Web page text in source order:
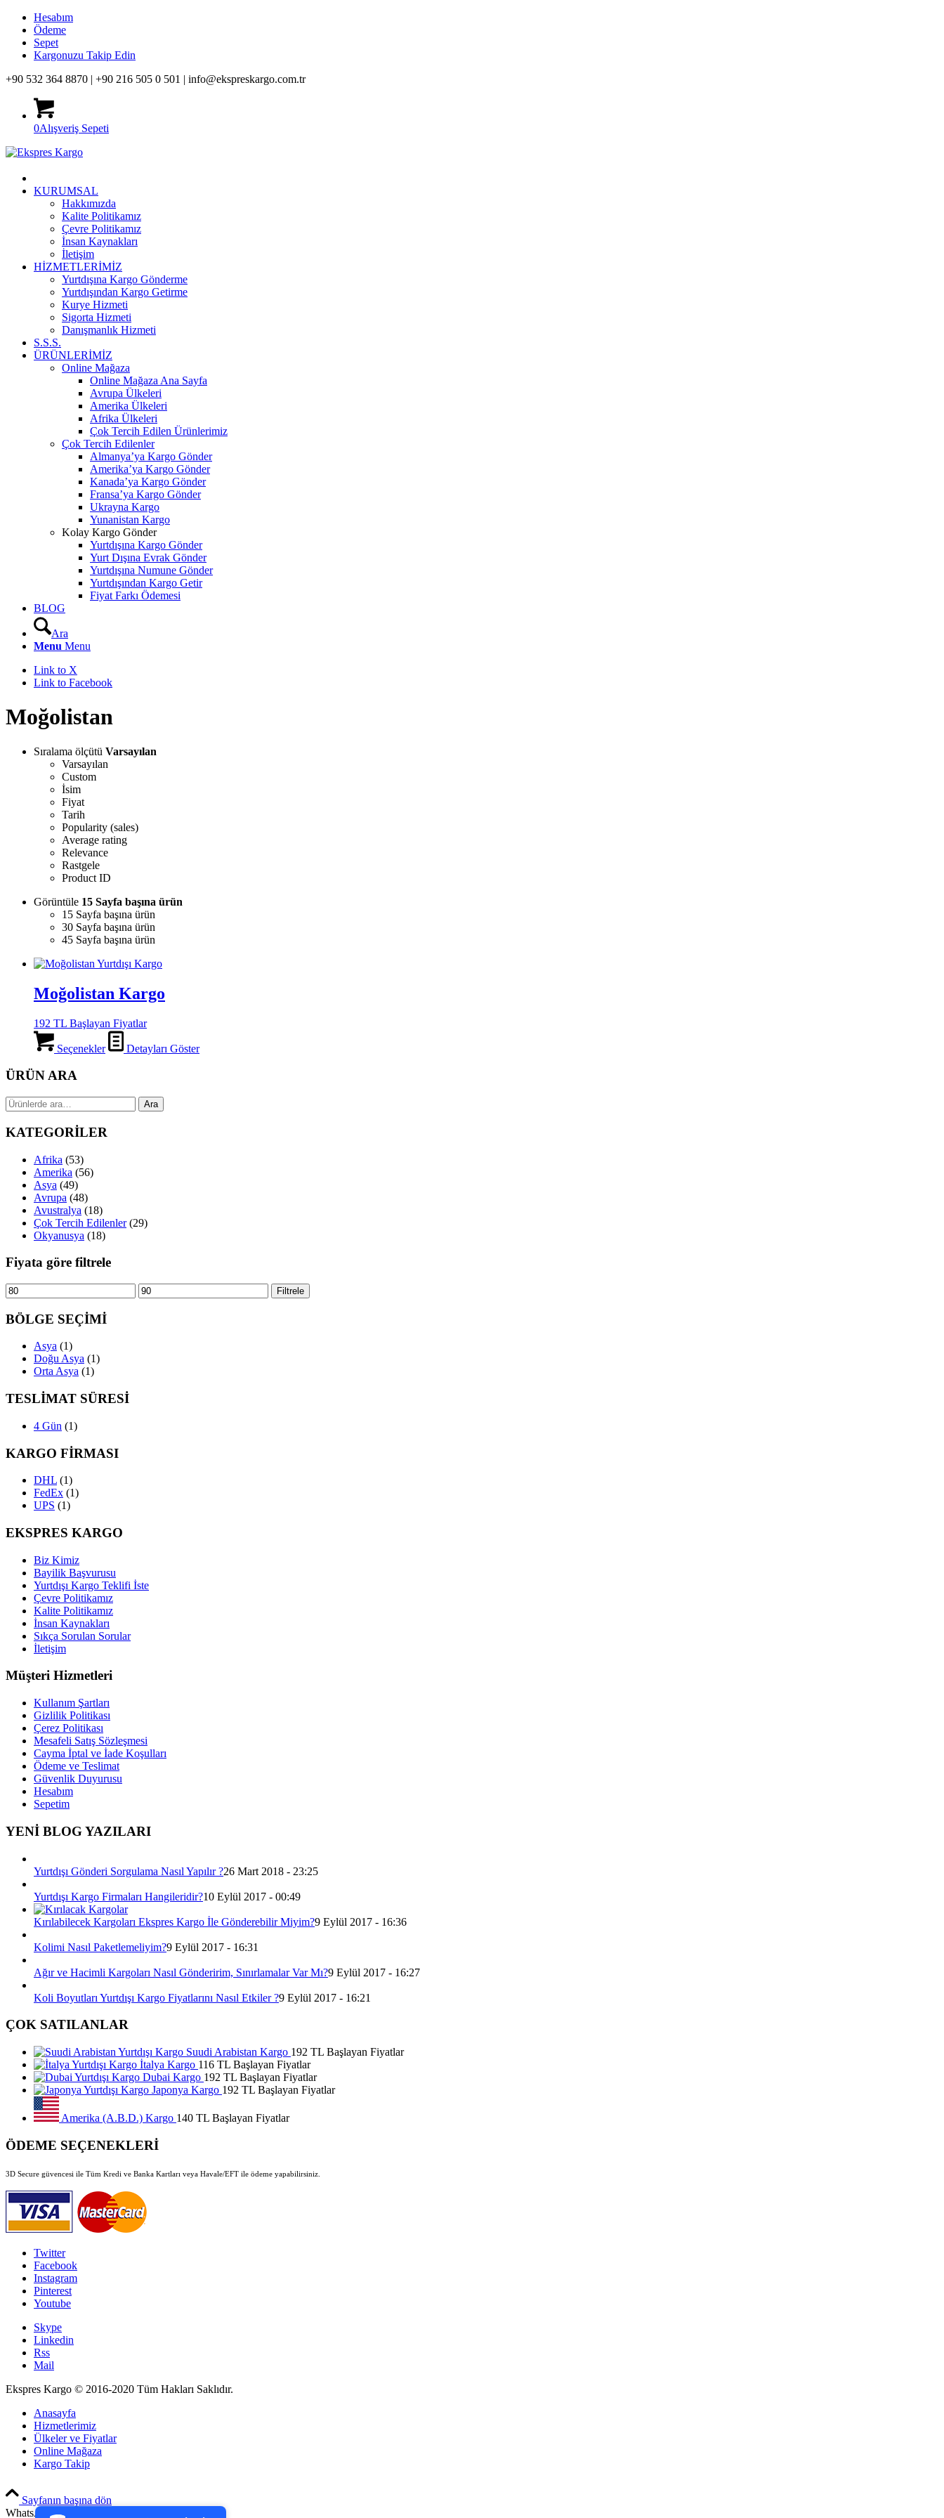
7/24 Canlı Destek
Hesabım
Ödeme
Sepet
Kargonuzu Takip Edin
+90 532 364 8870 | +90 216 505 0 501 | info@ekspreskargo.com.tr
0Alışveriş Sepeti
KURUMSAL
Hakkımızda
Kalite Politikamız
Çevre Politikamız
İnsan Kaynakları
İletişim
HİZMETLERİMİZ
Yurtdışına Kargo Gönderme
Yurtdışından Kargo Getirme
Kurye Hizmeti
Sigorta Hizmeti
Danışmanlık Hizmeti
S.S.S.
ÜRÜNLERİMİZ
Online Mağaza
Online Mağaza Ana Sayfa
Avrupa Ülkeleri
Amerika Ülkeleri
Afrika Ülkeleri
Çok Tercih Edilen Ürünlerimiz
Çok Tercih Edilenler
Almanya’ya Kargo Gönder
Amerika’ya Kargo Gönder
Kanada’ya Kargo Gönder
Fransa’ya Kargo Gönder
Ukrayna Kargo
Yunanistan Kargo
Kolay Kargo Gönder
Yurtdışına Kargo Gönder
Yurt Dışına Evrak Gönder
Yurtdışına Numune Gönder
Yurtdışından Kargo Getir
Fiyat Farkı Ödemesi
BLOG
Ara
Menu Menu
Link to X
Link to Facebook
Moğolistan
Sıralama ölçütü Varsayılan
Varsayılan
Custom
İsim
Fiyat
Tarih
Popularity (sales)
Average rating
Relevance
Rastgele
Product ID
Görüntüle 15 Sayfa başına ürün
15 Sayfa başına ürün
30 Sayfa başına ürün
45 Sayfa başına ürün
Moğolistan Kargo
192 TL Başlayan Fiyatlar
Seçenekler Detayları Göster
ÜRÜN ARA
Ara: Ara
KATEGORİLER
Afrika (53)
Amerika (56)
Asya (49)
Avrupa (48)
Avustralya (18)
Çok Tercih Edilenler (29)
Okyanusya (18)
Fiyata göre filtrele
En
düşük
fiyat
En
yüksek
Filtrele
BÖLGE SEÇİMİ
Asya (1)
Doğu Asya (1)
Orta Asya (1)
TESLİMAT SÜRESİ
4 Gün (1)
KARGO FİRMASI
DHL (1)
FedEx (1)
UPS (1)
EKSPRES KARGO
Biz Kimiz
Bayilik Başvurusu
Yurtdışı Kargo Teklifi İste
Çevre Politikamız
Kalite Politikamız
İnsan Kaynakları
Sıkça Sorulan Sorular
İletişim
Müşteri Hizmetleri
Kullanım Şartları
Gizlilik Politikası
Çerez Politikası
Mesafeli Satış Sözleşmesi
Cayma İptal ve İade Koşulları
Ödeme ve Teslimat
Güvenlik Duyurusu
Hesabım
Sepetim
YENİ BLOG YAZILARI
Yurtdışı Gönderi Sorgulama Nasıl Yapılır ?26 Mart 2018 - 23:25
Yurtdışı Kargo Firmaları Hangileridir?10 Eylül 2017 - 00:49
Kırılabilecek Kargoları Ekspres Kargo İle Gönderebilir Miyim?9 Eylül 2017 - 16:36
Kolimi Nasıl Paketlemeliyim?9 Eylül 2017 - 16:31
Ağır ve Hacimli Kargoları Nasıl Gönderirim, Sınırlamalar Var Mı?9 Eylül 2017 - 16:27
Koli Boyutları Yurtdışı Kargo Fiyatlarını Nasıl Etkiler ?9 Eylül 2017 - 16:21
ÇOK SATILANLAR
Suudi Arabistan Kargo 192 TL Başlayan Fiyatlar
İtalya Kargo 116 TL Başlayan Fiyatlar
Dubai Kargo 192 TL Başlayan Fiyatlar
Japonya Kargo 192 TL Başlayan Fiyatlar
Amerika (A.B.D.) Kargo 140 TL Başlayan Fiyatlar
ÖDEME SEÇENEKLERİ
3D Secure güvencesi ile Tüm Kredi ve Banka Kartları veya Havale/EFT ile ödeme yapabilirsiniz.
Twitter
Facebook
Instagram
Pinterest
Youtube
Skype
Linkedin
Rss
Mail
Ekspres Kargo © 2016-2020 Tüm Hakları Saklıdır.
Anasayfa
Hizmetlerimiz
Ülkeler ve Fiyatlar
Online Mağaza
Kargo Takip
Sayfanın başına dön
WhatsApp ile görüşme başlatın!